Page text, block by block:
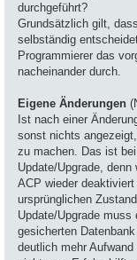
durchgeführt?
Grundsätzlich gilt,
selbständig
Programmierer das
nacheinander durch.
Eigene Änderungen
Ist nach einer
sonst nichts
zu machen. Das ist
Update/Upgrade,
ACP wieder
ursprünglichen
Update/Upgrade
gesicherten
deutlich mehr